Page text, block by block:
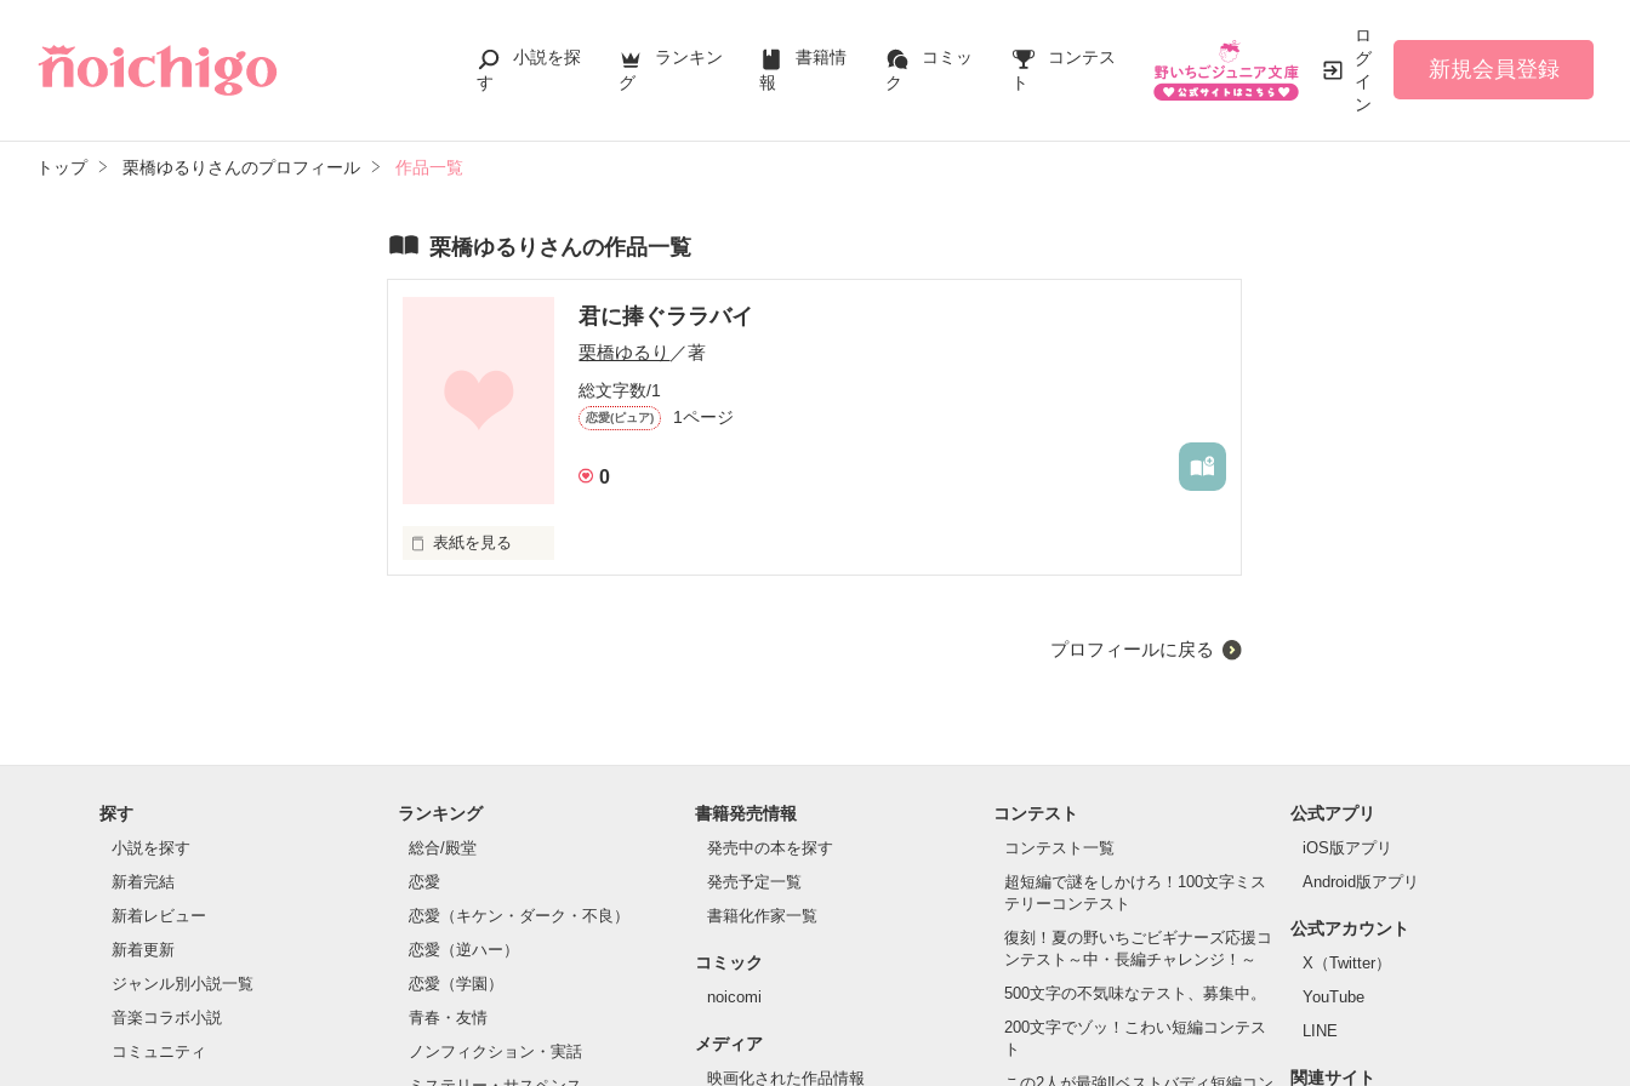
小説を探
す
ランキン
グ
書籍情
報
コミッ
ク
コンテス
ト
ロ
グ
イ
ン
新規会員登録
トップ 栗橋ゆるりさんのプロフィール 作品一覧
栗橋ゆるりさんの作品一覧
君に捧ぐララバイ
栗橋ゆるり ／著
総文字数/1
恋愛(ピュア) 1ページ
0
表紙を見る
プロフィールに戻る
探す
小説を探す
新着完結
新着レビュー
新着更新
ジャンル別小説一覧
音楽コラボ小説
コミュニティ
ランキング
総合/殿堂
恋愛
恋愛（キケン・ダーク・不良）
恋愛（逆ハー）
恋愛（学園）
青春・友情
ノンフィクション・実話
書籍発売情報
発売中の本を探す
発売予定一覧
書籍化作家一覧
コミック
noicomi
メディア
映画化された作品情報
コンテスト
コンテスト一覧
超短編で謎をしかけろ！100文字ミス
テリーコンテスト
復刻！夏の野いちごビギナーズ応援コ
ンテスト～中・長編チャレンジ！～
500文字の不気味なテスト、募集中。
200文字でゾッ！こわい短編コンテス
ト
公式アプリ
iOS版アプリ
Android版アプリ
公式アカウント
X（Twitter）
YouTube
LINE
関連サイト